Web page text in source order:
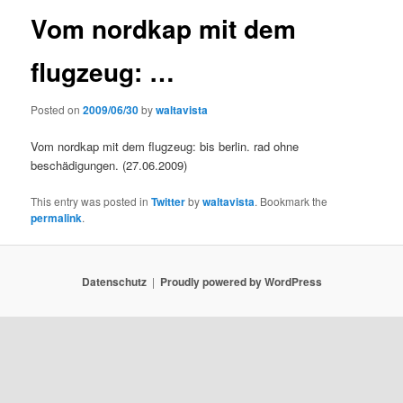
Vom nordkap mit dem
flugzeug: …
Posted on2009/06/30bywaltavista
Vom nordkap mit dem flugzeug: bis berlin. rad ohne
beschädigungen. (27.06.2009)
This entry was posted inTwitterbywaltavista. Bookmark the
permalink.
Datenschutz Proudly powered by WordPress